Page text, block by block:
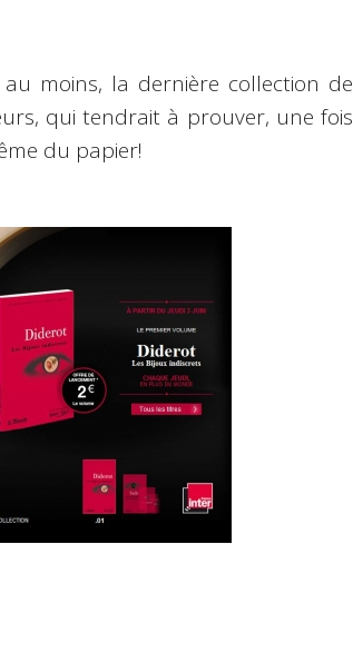
moins, la dernière collection de
qui tendrait à prouver, une fois
du papier!